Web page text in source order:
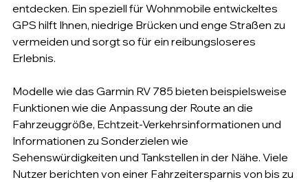
entdecken. Ein speziell für Wohnmobile entwickeltes
GPS hilft Ihnen, niedrige Brücken und enge Straßen zu
vermeiden und sorgt so für ein reibungsloseres
Erlebnis.
Modelle wie das Garmin RV 785 bieten beispielsweise
Funktionen wie die Anpassung der Route an die
Fahrzeuggröße, Echtzeit-Verkehrsinformationen und
Informationen zu Sonderzielen wie
Sehenswürdigkeiten und Tankstellen in der Nähe. Viele
Nutzer berichten von einer Fahrzeitersparnis von bis zu